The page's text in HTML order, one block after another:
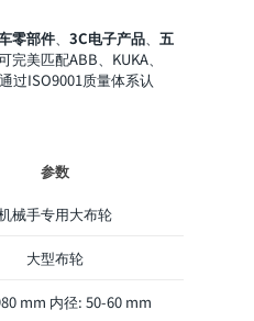
零部件 3C电子产品
五
美匹配ABB、KUKA、
过ISO9001质量体系认
参数
械手专用大布轮
大型布轮
mm 内径: 50-60 mm